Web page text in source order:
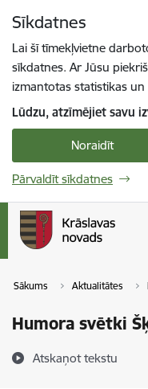
Sīkdatnes
Lai šī tīmekļvietne
sīkdatnes. Ar Jūsu
izmantotas statistikas
Lūdzu, atzīmējiet savu
Noraidīt
Pārvaldīt sīkdatnes
Sākums Aktualitātes
Humora svētki
Atskaņot tekstu